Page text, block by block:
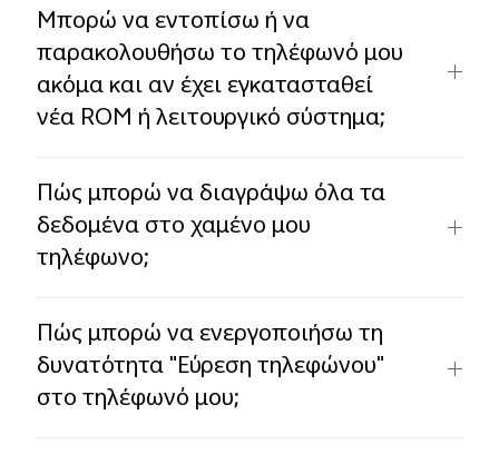
Μπορώ να εντοπίσω ή να
παρακολουθήσω το τηλέφωνό μου
ακόμα και αν έχει εγκατασταθεί
νέα ROM ή λειτουργικό σύστημα;
Πώς μπορώ να διαγράψω όλα τα
δεδομένα στο χαμένο μου
τηλέφωνο;
Πώς μπορώ να ενεργοποιήσω τη
δυνατότητα "Εύρεση τηλεφώνου"
στο τηλέφωνό μου;